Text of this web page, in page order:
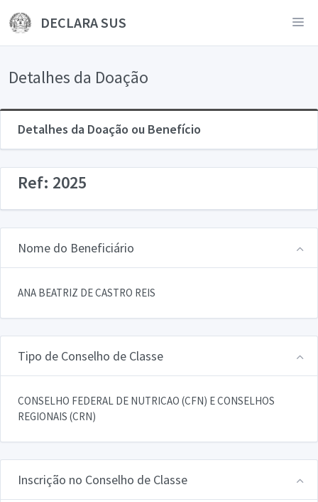
DECLARA SUS
Detalhes da Doação
Detalhes da Doação ou Benefício
Ref: 2025
Nome do Beneficiário
ANA BEATRIZ DE CASTRO REIS
Tipo de Conselho de Classe
CONSELHO FEDERAL DE NUTRICAO (CFN) E CONSELHOS
REGIONAIS (CRN)
Inscrição no Conselho de Classe